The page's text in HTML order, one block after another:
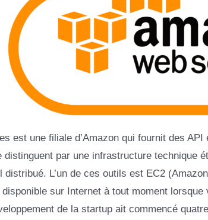
est une filiale d’Amazon qui fournit des
par une infrastructure technique
distribué. L’un de ces outils est EC2
sur Internet à tout moment
de la startup ait commencé